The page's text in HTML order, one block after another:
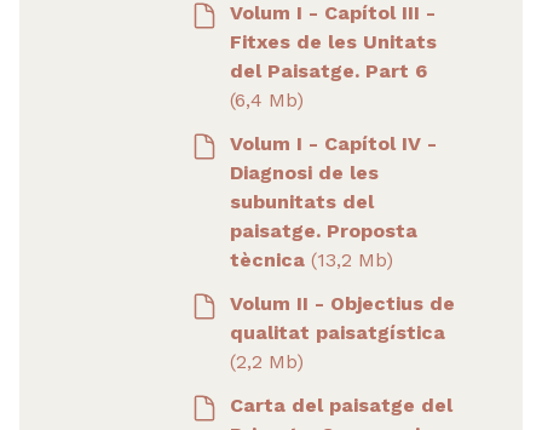
Volum I - Capítol III -
Fitxes de les Unitats
del Paisatge. Part 6
(6,4 Mb)
Volum I - Capítol IV -
Diagnosi de les
subunitats del
paisatge. Proposta
tècnica (13,2 Mb)
Volum II - Objectius de
qualitat paisatgística
(2,2 Mb)
Carta del paisatge del